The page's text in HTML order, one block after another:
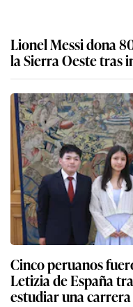
Lionel Messi dona
la Sierra Oeste tras
Cinco peruanos
Letizia de España
estudiar una carrera